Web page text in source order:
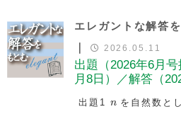
エレガントな解答
2026.05.11
出題（2026年6月
月8日）／解答（
出題1 n
nを自然数と